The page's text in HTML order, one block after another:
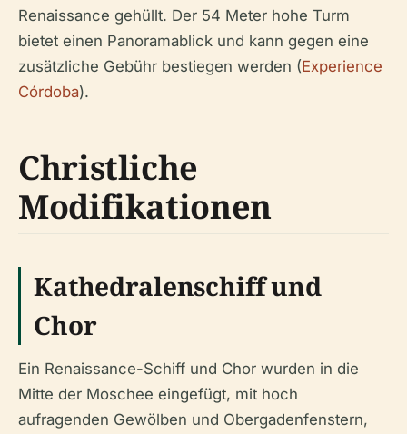
Renaissance gehüllt. Der 54 Meter hohe Turm
bietet einen Panoramablick und kann gegen eine
zusätzliche Gebühr bestiegen werden (Experience
Córdoba).
Christliche
Modifikationen
Kathedralenschiff und
Chor
Ein Renaissance-Schiff und Chor wurden in die
Mitte der Moschee eingefügt, mit hoch
aufragenden Gewölben und Obergadenfenstern,